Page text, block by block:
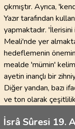
çıkmıştır. Ayrıca,
Yazır tarafından
yapmaktadır.
Meali'nde yer
hedeflemenin
mealde 'mümin'
ayetin inançlı bir
Diğer yandan, bazı
ve ton olarak
İsrâ Sûresi 19.